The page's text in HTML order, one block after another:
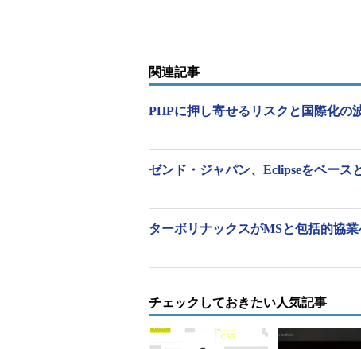
関連記事
PHPに押し寄せるリスクと国際化の
ゼンド・ジャパン、Eclipseをベース
ターボリナックスがMSと包括的協業
チェックしておきたい人気記事